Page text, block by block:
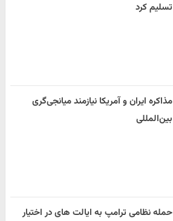
تسلیم کرد
مذاکره ایران و آمریکا نیازمند میانجی‌گری
بین‌المللی
حمله نظامی ترامپ به ایالت های در اختیار